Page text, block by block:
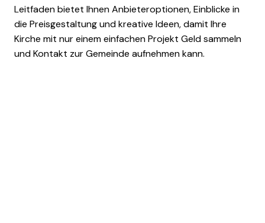
Leitfaden bietet Ihnen Anbieteroptionen, Einblicke in
die Preisgestaltung und kreative Ideen, damit Ihre
Kirche mit nur einem einfachen Projekt Geld sammeln
und Kontakt zur Gemeinde aufnehmen kann.